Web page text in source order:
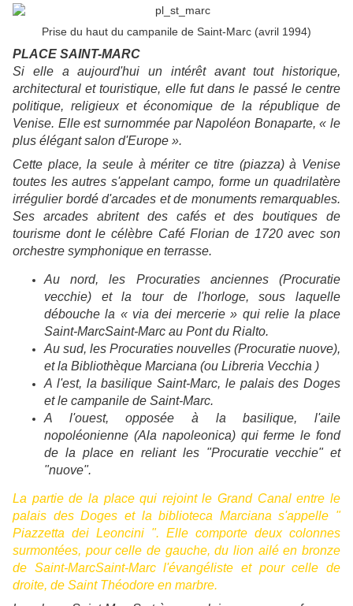
Prise du haut du campanile de Saint-Marc (avril 1994)
PLACE SAINT-MARC
Si elle a aujourd'hui un intérêt avant tout historique,
architectural et touristique, elle fut dans le passé le centre
politique, religieux et économique de la république de
Venise. Elle est surnommée par Napoléon Bonaparte, « le
plus élégant salon d'Europe ».
Cette place, la seule à mériter ce titre (piazza) à Venise
toutes les autres s'appelant campo, forme un quadrilatère
irrégulier bordé d'arcades et de monuments remarquables.
Ses arcades abritent des cafés et des boutiques de
tourisme dont le célèbre Café Florian de 1720 avec son
orchestre symphonique en terrasse.
Au nord, les Procuraties anciennes (Procuratie
vecchie) et la tour de l'horloge, sous laquelle
débouche la « via dei mercerie » qui relie la place
Saint-MarcSaint-Marc au Pont du Rialto.
Au sud, les Procuraties nouvelles (Procuratie nuove),
et la Bibliothèque Marciana (ou Libreria Vecchia )
A l'est, la basilique Saint-Marc, le palais des Doges
et le campanile de Saint-Marc.
A l'ouest, opposée à la basilique, l'aile
nopoléonienne (Ala napoleonica) qui ferme le fond
de la place en reliant les "Procuratie vecchie" et
"nuove".
La partie de la place qui rejoint le Grand Canal entre le
palais des Doges et la biblioteca Marciana s'appelle "
Piazzetta dei Leoncini ". Elle comporte deux colonnes
surmontées, pour celle de gauche, du lion ailé en bronze
de Saint-MarcSaint-Marcl'évangéliste et pour celle de
droite, de Saint Théodore en marbre.